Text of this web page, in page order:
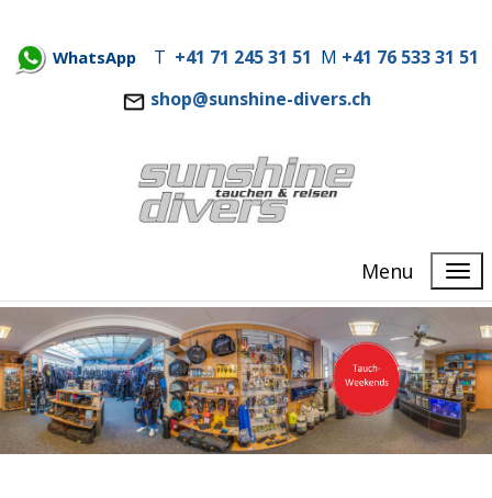
WhatsApp T +41 71 245 31 51 M +41 76 533 31 51
shop@sunshine-divers.ch
Menu